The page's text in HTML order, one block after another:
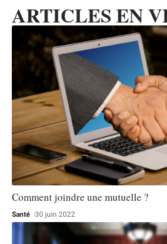
ARTICLES EN
Comment joindre une mutuelle ?
Santé 30 juin 2022